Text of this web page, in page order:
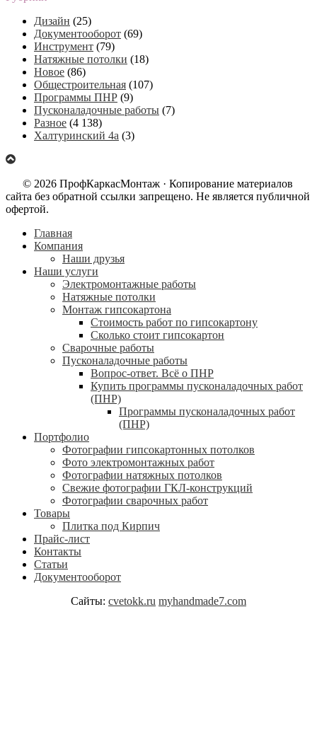
Дизайн (25)
Документооборот (69)
Инструмент (79)
Натяжные потолки (18)
Новое (86)
Общестроительная (107)
Программы ПНР (9)
Пусконаладочные работы (7)
Разное (4 138)
Халтуринский 4а (3)
© 2026 ПрофКаркасМонтаж · Копирование материалов
сайта без обратной ссылки запрещено. Не является публичной
офертой.
Главная
Компания
Наши друзья
Наши услуги
Электромонтажные работы
Натяжные потолки
Монтаж гипсокартона
Стоимость работ по гипсокартону
Сколько стоит гипсокартон
Сварочные работы
Пусконаладочные работы
Вопрос-ответ. Всё о ПНР
Купить программы пусконаладочных работ
(ПНР)
Программы пусконаладочных работ
(ПНР)
Портфолио
Фотографии гипсокартонных потолков
Фото электромонтажных работ
Фотографии натяжных потолков
Свежие фотографии ГКЛ-конструкций
Фотографии сварочных работ
Товары
Плитка под Кирпич
Прайс-лист
Контакты
Статьи
Документооборот
Сайты: cvetokk.ru myhandmade7.com